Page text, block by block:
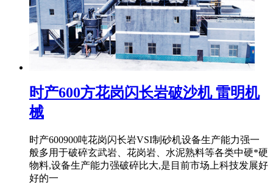
时产600方花岗闪长岩破沙机 雷明机
械
时产600900吨花岗闪长岩VSI制砂机设备生产能力强一
般多用于破碎玄武岩、花岗岩、水泥熟料等各类中硬*硬
物料,设备生产能力强破碎比大,是目前市场上科技发展好
好的一